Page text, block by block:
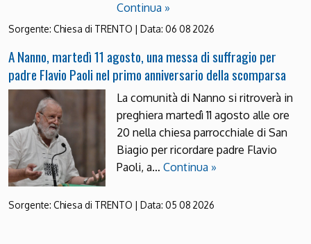
Continua »
Sorgente: Chiesa di TRENTO | Data: 06 08 2026
A Nanno, martedì 11 agosto, una messa di suffragio per
padre Flavio Paoli nel primo anniversario della scomparsa
La comunità di Nanno si ritroverà in
preghiera martedì 11 agosto alle ore
20 nella chiesa parrocchiale di San
Biagio per ricordare padre Flavio
Paoli, a… Continua »
Sorgente: Chiesa di TRENTO | Data: 05 08 2026